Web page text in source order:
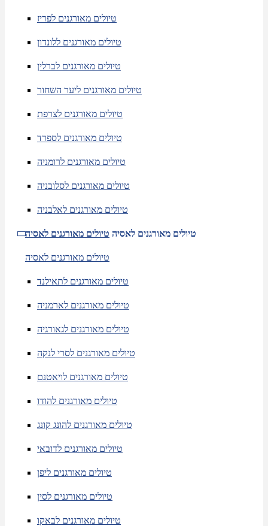
טיולים מאורגנים לפריז
טיולים מאורגנים ללונדון
טיולים מאורגנים לברלין
טיולים מאורגנים ליער השחור
טיולים מאורגנים לצרפת
טיולים מאורגנים לספרד
טיולים מאורגנים לרומניה
טיולים מאורגנים לסלובניה
טיולים מאורגנים לאלבניה
טיולים מאורגנים לאסיה טיולים מאורגנים לאסיה
טיולים מאורגנים לאסיה
טיולים מאורגנים לתאילנד
טיולים מאורגנים לארמניה
טיולים מאורגנים לגאורגיה
טיולים מאורגנים לסרי לנקה
טיולים מאורגנים לויאטנם
טיולים מאורגנים להודו
טיולים מאורגנים להונג קונג
טיולים מאורגנים לדובאי
טיולים מאורגנים ליפן
טיולים מאורגנים לסין
טיולים מאורגנים לבאקו